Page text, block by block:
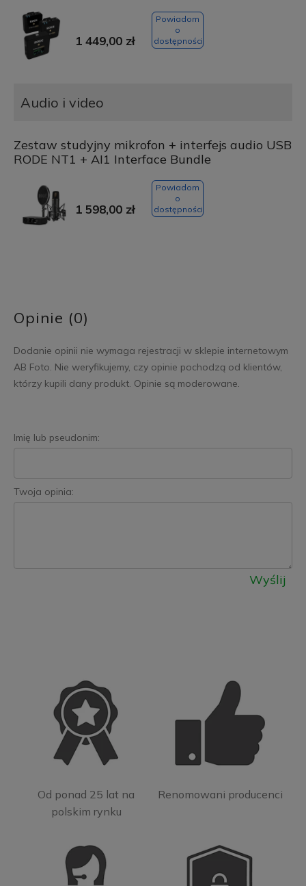
1 449,00 zł
Powiadom
o
dostępności
Audio i video
Zestaw studyjny mikrofon + interfejs audio USB
RODE NT1 + AI1 Interface Bundle
1 598,00 zł
Powiadom
o
dostępności
Opinie (0)
Dodanie opinii nie wymaga rejestracji w sklepie internetowym
AB Foto. Nie weryfikujemy, czy opinie pochodzą od klientów,
którzy kupili dany produkt. Opinie są moderowane.
Imię lub pseudonim:
Twoja opinia:
Wyślij
Od ponad 25 lat na
polskim rynku
Renomowani producenci